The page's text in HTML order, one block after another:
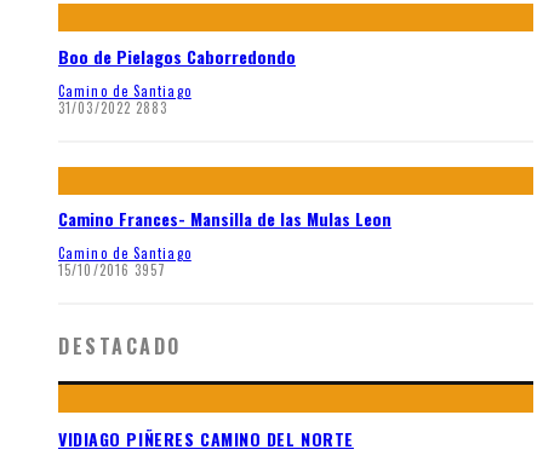
Boo de Pielagos Caborredondo
Camino de Santiago
31/03/2022 2883
Camino Frances- Mansilla de las Mulas Leon
Camino de Santiago
15/10/2016 3957
DESTACADO
VIDIAGO PIÑERES CAMINO DEL NORTE